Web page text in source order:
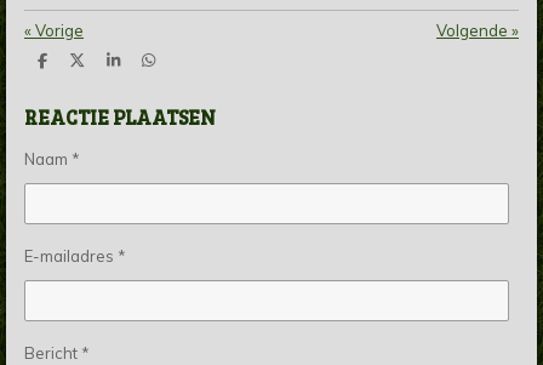
«Vorige Volgende »
D
e
n
D
l
S
r
e
D
e
n
REACTIE PLAATSEN
Naam *
E-mailadres *
Bericht *